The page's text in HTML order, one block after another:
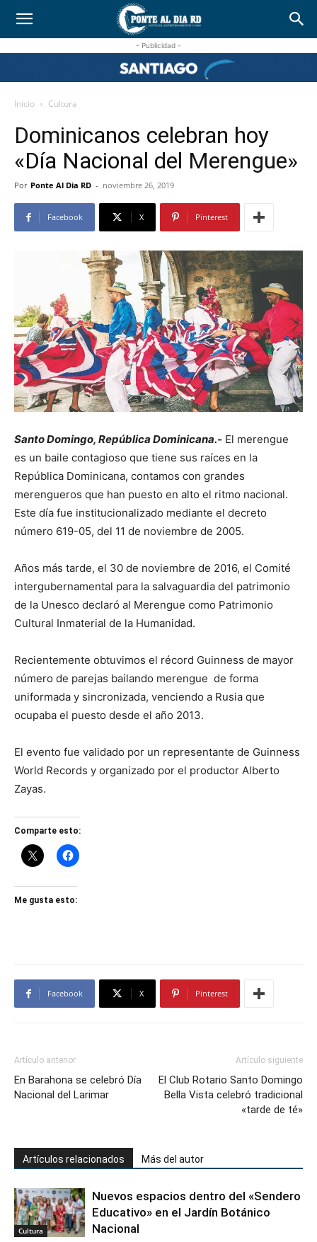
- Publicidad -
Inicio Cultura
Dominicanos celebran hoy
«Día Nacional del Merengue»
Por Ponte Al Dia RD - noviembre 26, 2019
Facebook X Pinterest
Santo Domingo, República Dominicana.- El merengue
es un baile contagioso que tiene sus raíces en la
República Dominicana, contamos con grandes
merengueros que han puesto en alto el ritmo nacional.
Este día fue institucionalizado mediante el decreto
número 619-05, del 11 de noviembre de 2005.
Años más tarde, el 30 de noviembre de 2016, el Comité
intergubernamental para la salvaguardia del patrimonio
de la Unesco declaró al Merengue como Patrimonio
Cultural Inmaterial de la Humanidad.
Recientemente obtuvimos el récord Guinness de mayor
número de parejas bailando merengue de forma
uniformada y sincronizada, venciendo a Rusia que
ocupaba el puesto desde el año 2013.
El evento fue validado por un representante de Guinness
World Records y organizado por el productor Alberto
Zayas.
Comparte esto:
Me gusta esto:
Facebook X Pinterest
Artículo anterior
En Barahona se celebró Día
Nacional del Larimar
Artículo siguiente
El Club Rotario Santo Domingo
Bella Vista celebró tradicional
«tarde de té»
Artículos relacionados Más del autor
Cultura
Nuevos espacios dentro del «Sendero
Educativo» en el Jardín Botánico
Nacional